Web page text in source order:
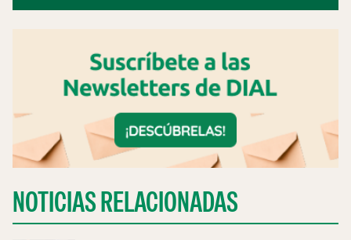
NOTICIAS RELACIONADAS